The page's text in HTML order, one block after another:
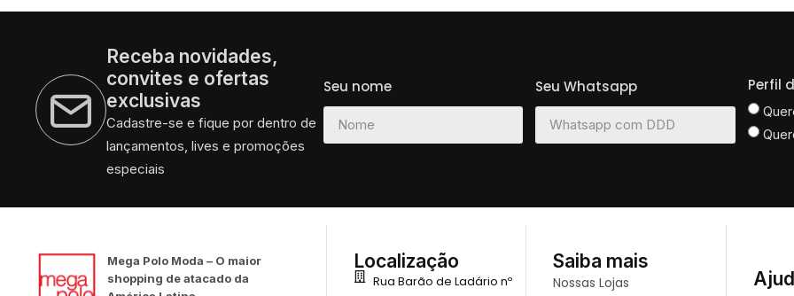
Receba novidades,
convites e ofertas
exclusivas
Cadastre-se e fique por dentro de
lançamentos, lives e promoções
especiais
Seu nome Seu Whatsapp Perfil
Mega Polo Moda – O maior
shopping de atacado da
Localização
Rua Barão de Ladário nº
Saiba mais
Nossas Lojas